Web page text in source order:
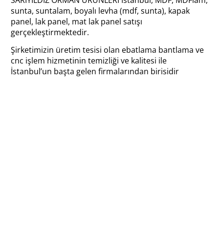
sunta, suntalam, boyalı levha (mdf, sunta), kapak
panel, lak panel, mat lak panel satışı
gerçekleştirmektedir.
Şirketimizin üretim tesisi olan ebatlama bantlama ve
cnc işlem hizmetinin temizliği ve kalitesi ile
İstanbul’un başta gelen firmalarından birisidir